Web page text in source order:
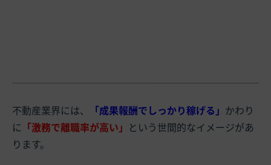
不動産業界には、 「成果報酬でしっかり稼げる」 かわり
に 「激務で離職率が高い」 という世間的なイメージがあ
ります。